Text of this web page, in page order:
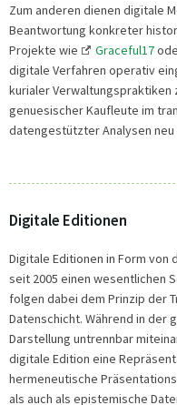
Zum anderen dienen digitale
Beantwortung konkreter
Projekte wie
Graceful17
digitale Verfahren operativ
kurialer
genuesischer Kaufleute im
datengestützter Analysen
Digitale Editionen
Digitale Editionen in Form von
seit 2005 einen wesentlichen
folgen dabei dem Prinzip der
Datenschicht. Während in der
Darstellung untrennbar
digitale Edition eine
hermeneutische
als auch als epistemische